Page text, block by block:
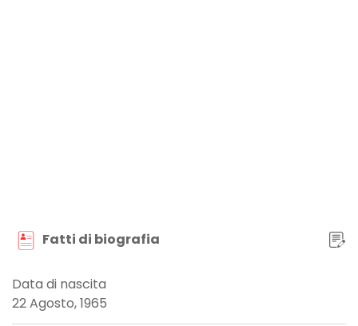
Fatti di biografia
Data di nascita
22 Agosto, 1965